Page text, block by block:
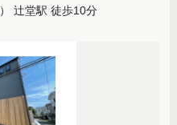
辻堂駅 徒歩10分